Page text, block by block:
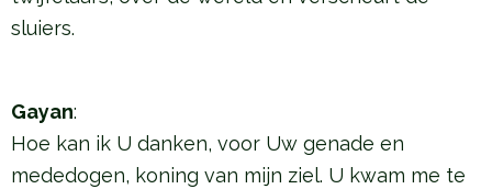
sluiers.
Gayan:
Hoe kan ik U danken, voor Uw genade en
mededogen, koning van mijn ziel. U kwam me te